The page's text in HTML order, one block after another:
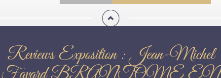
Reviews Exposition : Jean-Michel